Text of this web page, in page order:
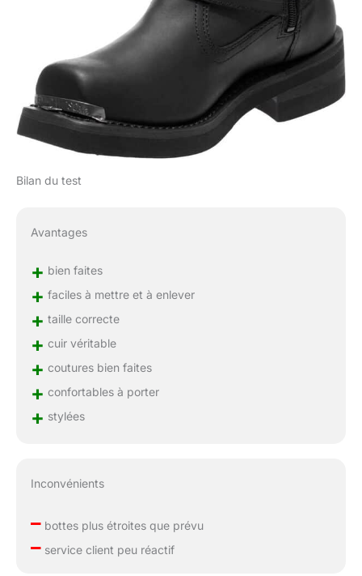
Bilan du test
Avantages
+ bien faites
+ faciles à mettre et à enlever
+ taille correcte
+ cuir véritable
+ coutures bien faites
+ confortables à porter
+ stylées
Inconvénients
–bottes plus étroites que prévu
–service client peu réactif